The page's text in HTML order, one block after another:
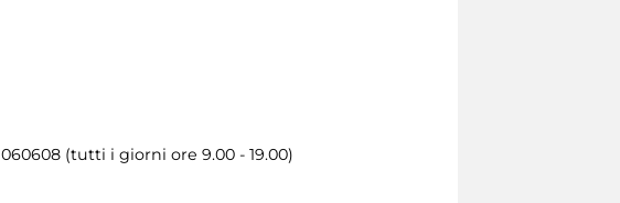
060608 (tutti i giorni ore 9.00 - 19.00)